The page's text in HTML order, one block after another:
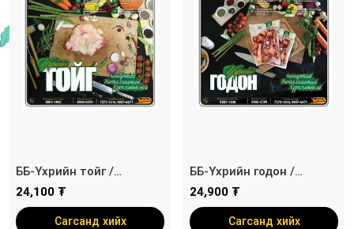
ББ-Үхрийн тойг /
савлагаат/
24,100 ₮
Сагсанд хийх
ББ-Үхрийн годон /
савлагаат/
24,900 ₮
Сагсанд хийх